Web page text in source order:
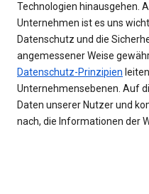
Technologien hinausgehen.
Unternehmen ist es uns
Datenschutz und die
angemessener Weise
Datenschutz-Prinzipien
Unternehmensebenen. Auf
Daten unserer Nutzer und
nach, die Informationen der